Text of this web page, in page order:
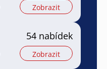
Zobrazit
54 nabídek
Zobrazit